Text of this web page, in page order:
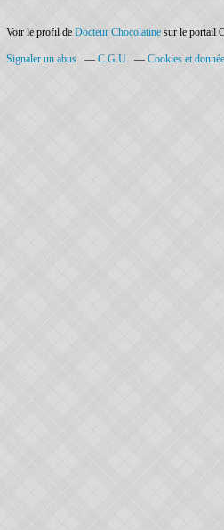
Voir le profil de Docteur Chocolatine sur le portail
Signaler un abus C.G.U. Cookies et